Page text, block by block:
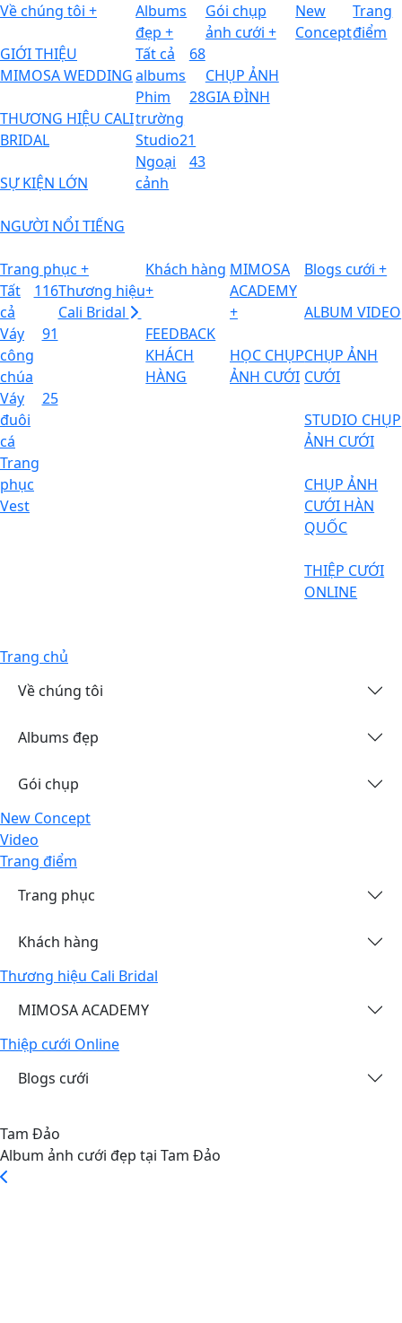
Về chúng tôi +
GIỚI THIỆU
MIMOSA WEDDING
THƯƠNG HIỆU CALI
BRIDAL
SỰ KIỆN LỚN
NGƯỜI NỔI TIẾNG
Albums
đẹp +
Tất cả
albums
68
Phim
trường
28
Studio21
Ngoại
cảnh
43
Gói chụp
ảnh cưới +
CHỤP ẢNH
GIA ĐÌNH
New
Concept
Trang
điểm
Trang phục +
Tất
cả
116
Váy
công
chúa
91
Váy
đuôi
cá
25
Trang
phục
Vest
Thương hiệu
Cali Bridal
Khách hàng
+
FEEDBACK
KHÁCH
HÀNG
MIMOSA
ACADEMY
+
HỌC CHỤP
ẢNH CƯỚI
Blogs cưới +
ALBUM VIDEO
CHỤP ẢNH
CƯỚI
STUDIO CHỤP
ẢNH CƯỚI
CHỤP ẢNH
CƯỚI HÀN
QUỐC
THIỆP CƯỚI
ONLINE
Trang chủ
Về chúng tôi
Albums đẹp
Gói chụp
New Concept
Video
Trang điểm
Trang phục
Khách hàng
Thương hiệu Cali Bridal
MIMOSA ACADEMY
Thiệp cưới Online
Blogs cưới
Tam Đảo
Album ảnh cưới đẹp tại Tam Đảo